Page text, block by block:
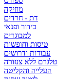
מוזיקה
דת - חרדים
בידור ופנאי
למבוגרים
טיסות וחופשות
עבודות ודרושים
טלגרם ללא צנזורה
העלייה והקליטה